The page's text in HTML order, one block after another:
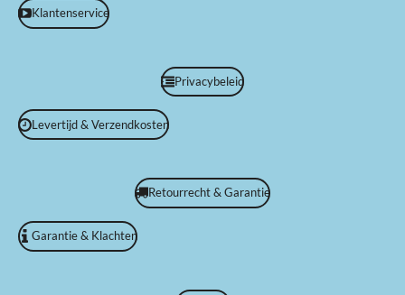
Klantenservice
Privacybeleid
Levertijd & Verzendkosten
Retourrecht & Garantie
Garantie & Klachten